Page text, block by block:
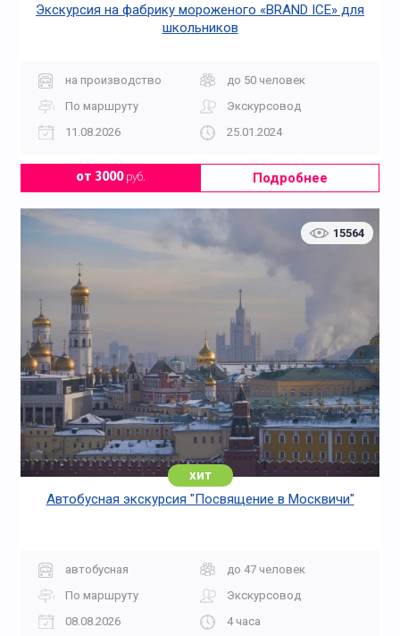
Экскурсия на фабрику мороженого «BRAND ICE» для
школьников
на производство
до 50 человек
По маршруту
Экскурсовод
11.08.2026
25.01.2024
от 3000руб. Подробнее
15564
хит
Автобусная экскурсия "Посвящение в Москвичи"
автобусная
до 47 человек
По маршруту
Экскурсовод
08.08.2026
4 часа